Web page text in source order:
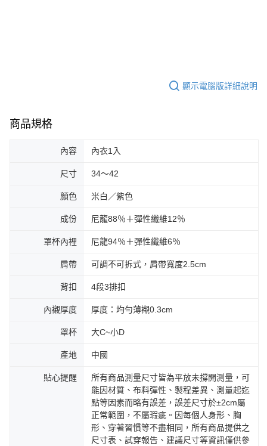
顯示電腦版詳細說明
商品規格
內容 內衣1入
尺寸 34～42
顏色 米白／紫色
成份 尼龍88％＋彈性纖維12％
罩杯內裡 尼龍94％＋彈性纖維6％
肩帶 可調不可拆式，肩帶寬度2.5cm
背扣 4段3排扣
內襯厚度 厚度：均勻薄襯0.3cm
罩杯 大C~小D
產地 中國
貼心提醒
所有商品測量尺寸皆為平放未撐開測量，可
能因材質、布料彈性、製程差異、測量起迄
點等因素而略有誤差，誤差尺寸於±2cm屬
正常範圍，不屬瑕疵。因每個人身形、胸
形、穿著習慣等不盡相同，所有商品提供之
尺寸表、試穿報告、建議尺寸等資訊僅供參